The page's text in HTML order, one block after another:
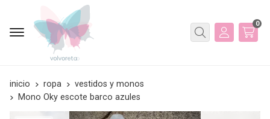
Buscar
0
inicio ropa
vestidos y monos
Mono Oky escote barco azules